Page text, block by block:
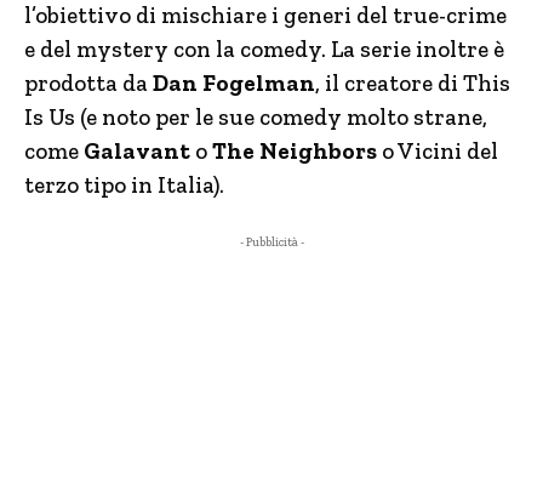
l’obiettivo di mischiare i generi del true-crime
e del mystery con la comedy. La serie inoltre è
prodotta daDan Fogelman, il creatore di This
Is Us (e noto per le sue comedy molto strane,
come Galavant oThe Neighbors o Vicini del
terzo tipo in Italia).
- Pubblicità -